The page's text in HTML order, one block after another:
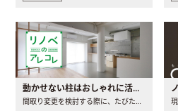
動かせない柱はおしゃれに活用！柱を魅せるリノベーション(リノベ)4選